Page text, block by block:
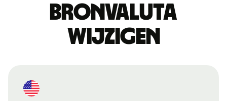
Bronvaluta
wijzigen